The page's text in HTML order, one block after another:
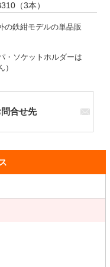
（3本）
の鉄紺モデルの単品販
・ソケットホルダーは
問合せ先